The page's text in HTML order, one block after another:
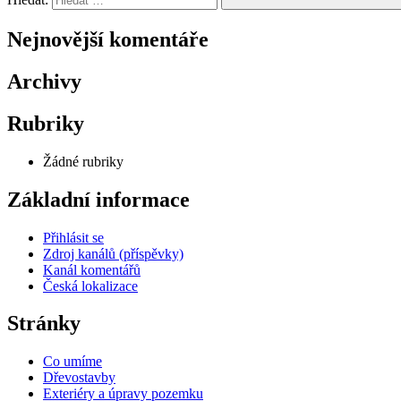
Nejnovější komentáře
Archivy
Rubriky
Žádné rubriky
Základní informace
Přihlásit se
Zdroj kanálů (příspěvky)
Kanál komentářů
Česká lokalizace
Stránky
Co umíme
Dřevostavby
Exteriéry a úpravy pozemku